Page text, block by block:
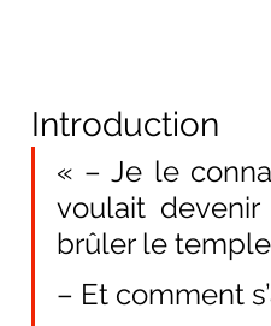
Introduction
« – Je le
voulait
brûler le
– Et comment